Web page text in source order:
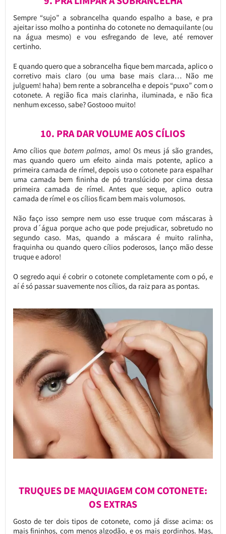
Sempre “sujo” a sobrancelha quando espalho a base, e pra
ajeitar isso molho a pontinha do cotonete no demaquilante (ou
na água mesmo) e vou esfregando de leve, até remover
certinho.
E quando quero que a sobrancelha fique bem marcada, aplico o
corretivo mais claro (ou uma base mais clara… Não me
julguem! haha) bem rente a sobrancelha e depois “puxo” com o
cotonete. A região fica mais clarinha, iluminada, e não fica
nenhum excesso, sabe? Gostooo muito!
10. PRA DAR VOLUME AOS CÍLIOS
Amo cílios que batem palmas, amo! Os meus já são grandes,
mas quando quero um efeito ainda mais potente, aplico a
primeira camada de rímel, depois uso o cotonete para espalhar
uma camada bem fininha de pó translúcido por cima dessa
primeira camada de rímel. Antes que seque, aplico outra
camada de rímel e os cílios ficam bem mais volumosos.
Não faço isso sempre nem uso esse truque com máscaras à
prova d´água porque acho que pode prejudicar, sobretudo no
segundo caso. Mas, quando a máscara é muito ralinha,
fraquinha ou quando quero cílios poderosos, lanço mão desse
truque e adoro!
O segredo aqui é cobrir o cotonete completamente com o pó, e
aí é só passar suavemente nos cílios, da raiz para as pontas.
TRUQUES DE MAQUIAGEM COM COTONETE:
OS EXTRAS
Gosto de ter dois tipos de cotonete, como já disse acima: os
mais fininhos, com menos algodão, e os mais gordinhos. Mas,